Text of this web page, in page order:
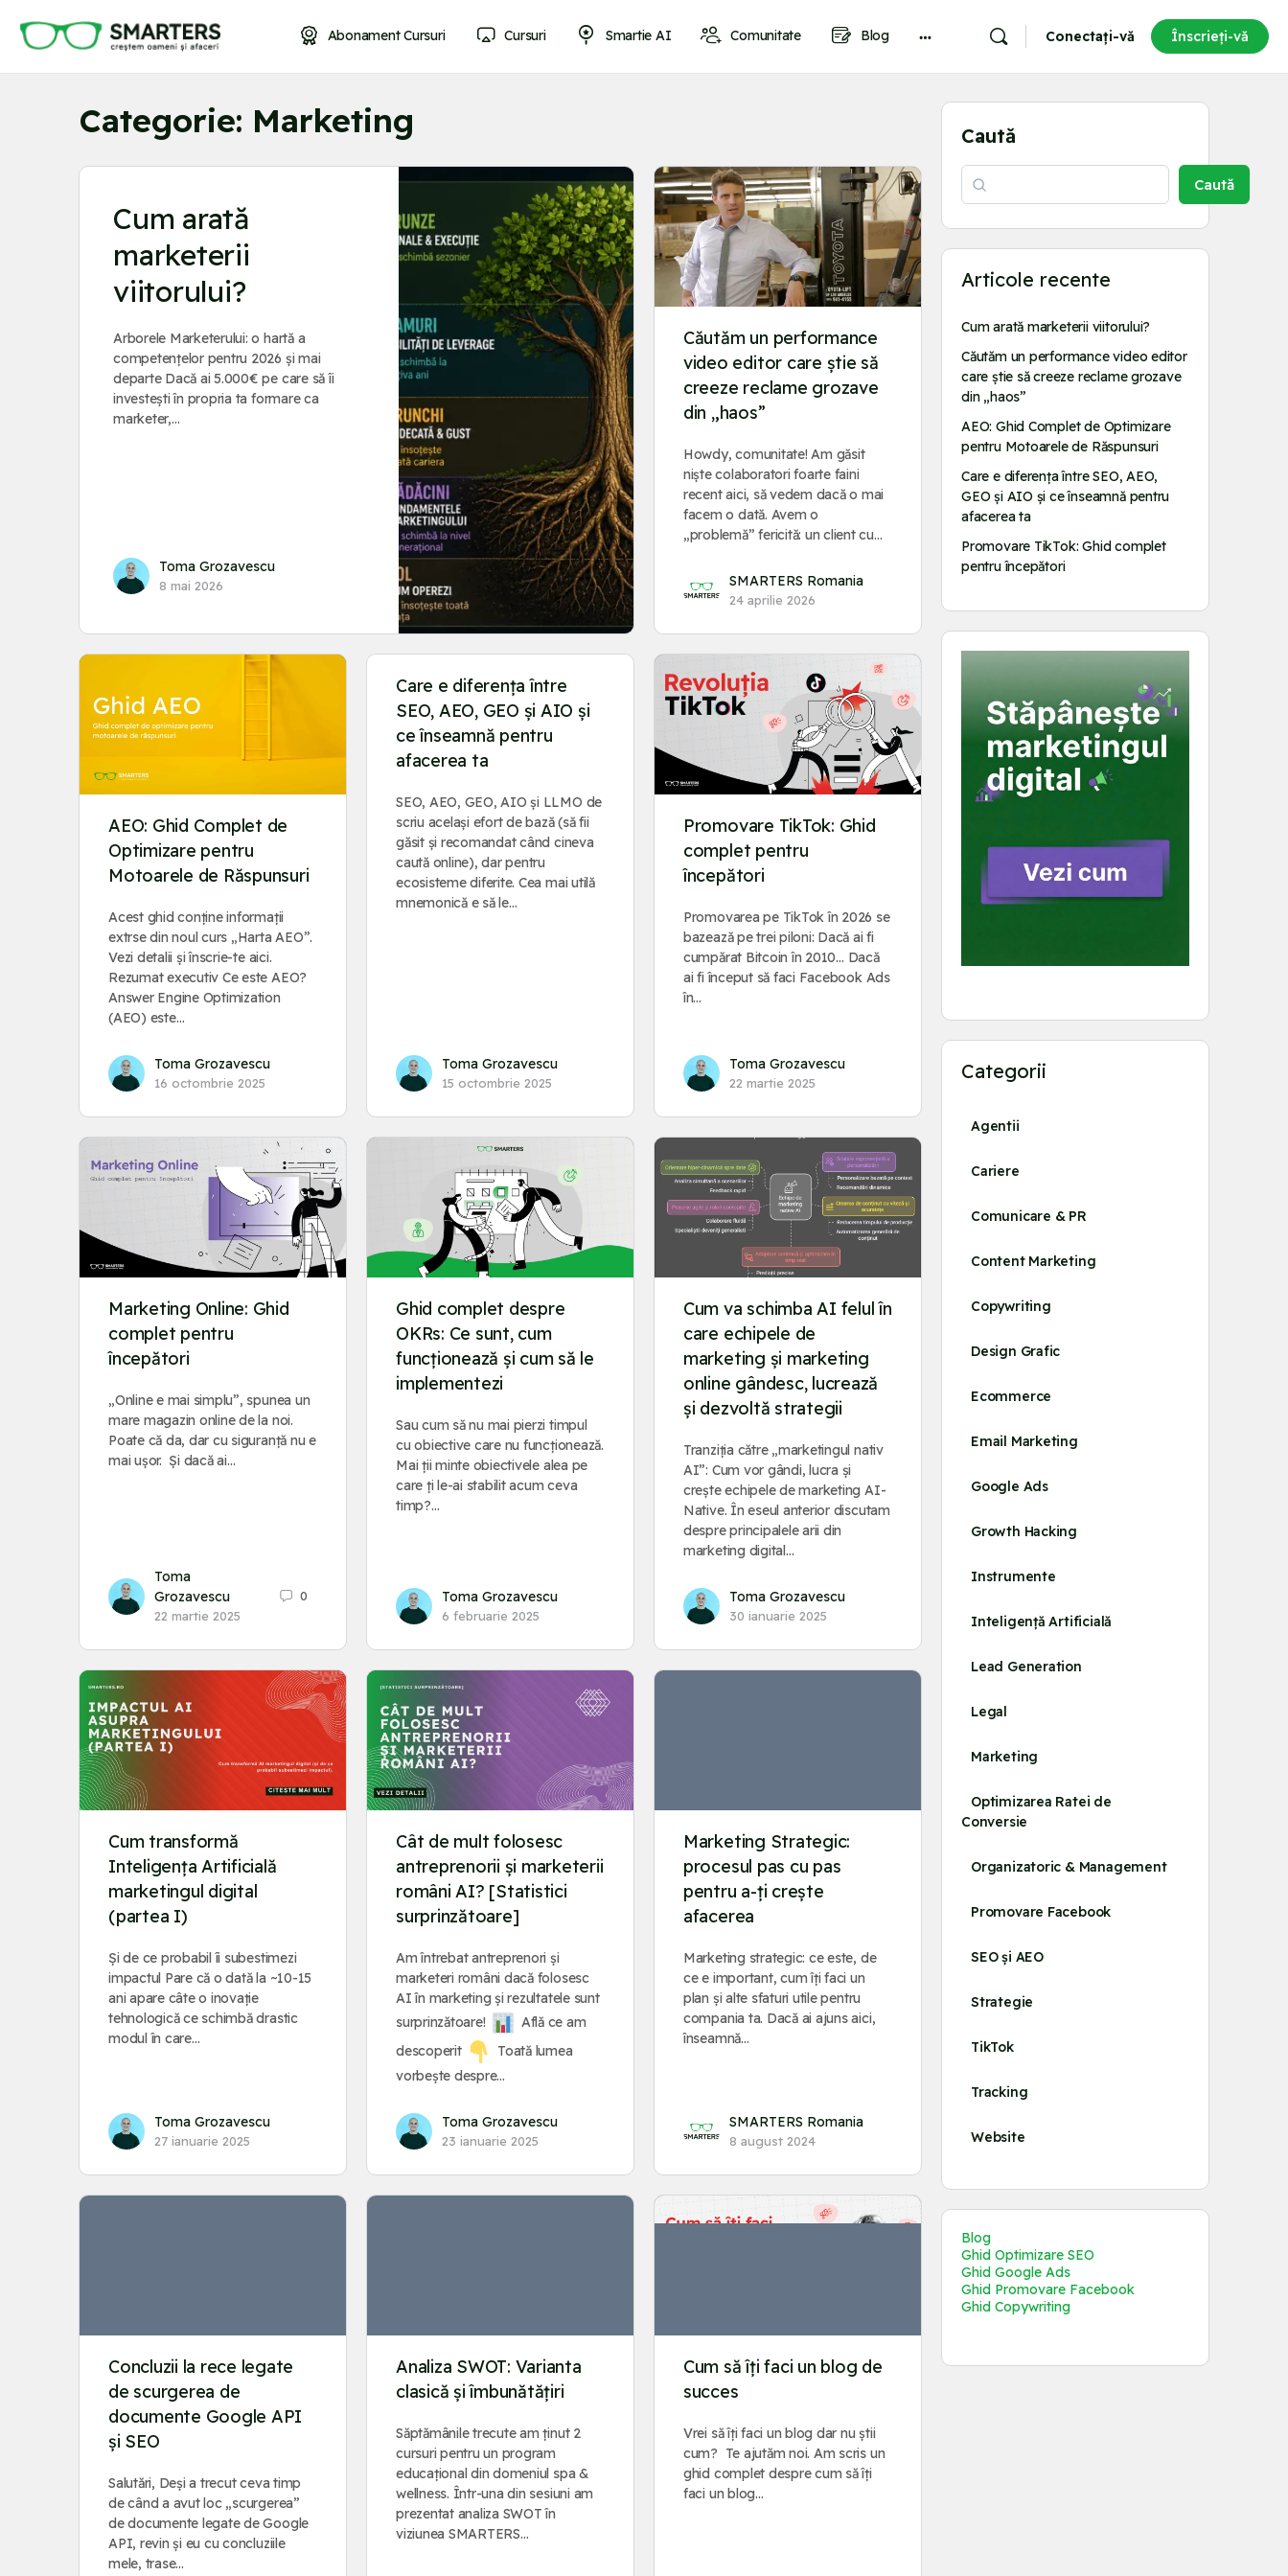
Abonament Cursuri Cursuri Smartie AI Comunitate Blog
options
Conectați-vă Înscrieți-vă
Categorie: Marketing
Cum arată
marketerii
viitorului?
Arborele Marketerului: o hartă a
competențelor pentru 2026 și mai
departe Dacă ai 5.000€ pe care să îi
investești în propria ta formare ca
marketer,…
Toma Grozavescu
8 mai 2026
Căutăm un performance
video editor care știe să
creeze reclame grozave
din „haos”
Howdy, comunitate! Am găsit
niște colaboratori foarte faini
recent aici, să vedem dacă o mai
facem o dată. Avem o
„problemă” fericită: un client cu…
SMARTERS Romania
24 aprilie 2026
AEO: Ghid Complet de
Optimizare pentru
Motoarele de Răspunsuri
Acest ghid conține informații
extrse din noul curs „Harta AEO”.
Vezi detalii și înscrie-te aici.
Rezumat executiv Ce este AEO?
Answer Engine Optimization
(AEO) este…
Toma Grozavescu
16 octombrie 2025
Care e diferența între
SEO, AEO, GEO și AIO și
ce înseamnă pentru
afacerea ta
SEO, AEO, GEO, AIO și LLMO de
scriu același efort de bază (să fii
găsit și recomandat când cineva
caută online), dar pentru
ecosisteme diferite. Cea mai utilă
mnemonică e să le…
Toma Grozavescu
15 octombrie 2025
Promovare TikTok: Ghid
complet pentru
începători
Promovarea pe TikTok în 2026 se
bazează pe trei piloni: Dacă ai fi
cumpărat Bitcoin în 2010… Dacă
ai fi început să faci Facebook Ads
în…
Toma Grozavescu
22 martie 2025
Marketing Online: Ghid
complet pentru
începători
„Online e mai simplu”, spunea un
mare magazin online de la noi.
Poate că da, dar cu siguranță nu e
mai ușor. Și dacă ai…
Toma
Grozavescu
22 martie 2025
0
Ghid complet despre
OKRs: Ce sunt, cum
funcționează și cum să le
implementezi
Sau cum să nu mai pierzi timpul
cu obiective care nu funcționează.
Mai ții minte obiectivele alea pe
care ți le-ai stabilit acum ceva
timp?…
Toma Grozavescu
6 februarie 2025
Cum va schimba AI felul în
care echipele de
marketing și marketing
online gândesc, lucrează
și dezvoltă strategii
Tranziția către „marketingul nativ
AI”: Cum vor gândi, lucra și
crește echipele de marketing AI-
Native. În eseul anterior discutam
despre principalele arii din
marketing digital…
Toma Grozavescu
30 ianuarie 2025
Cum transformă
Inteligența Artificială
marketingul digital
(partea I)
Și de ce probabil îi subestimezi
impactul Pare că o dată la ~10-15
ani apare câte o inovație
tehnologică ce schimbă drastic
modul în care…
Toma Grozavescu
27 ianuarie 2025
Cât de mult folosesc
antreprenorii și marketerii
români AI? [Statistici
surprinzătoare]
Am întrebat antreprenori și
marketeri români dacă folosesc
AI în marketing și rezultatele sunt
surprinzătoare!
Află ce am
descoperit
Toată lumea
vorbește despre…
Toma Grozavescu
23 ianuarie 2025
Marketing Strategic:
procesul pas cu pas
pentru a-ți crește
afacerea
Marketing strategic: ce este, de
ce e important, cum îți faci un
plan și alte sfaturi utile pentru
compania ta. Dacă ai ajuns aici,
înseamnă…
SMARTERS Romania
8 august 2024
Concluzii la rece legate
de scurgerea de
documente Google API
și SEO
Salutări, Deși a trecut ceva timp
de când a avut loc „scurgerea”
de documente legate de Google
API, revin și eu cu concluziile
mele, trase…
Analiza SWOT: Varianta
clasică și îmbunătățiri
Săptămânile trecute am ținut 2
cursuri pentru un program
educațional din domeniul spa &
wellness. Într-una din sesiuni am
prezentat analiza SWOT în
viziunea SMARTERS…
Cum să îți faci un blog de
succes
Vrei să îți faci un blog dar nu știi
cum? Te ajutăm noi. Am scris un
ghid complet despre cum să îți
faci un blog…
Caută
Caută
Articole recente
Cum arată marketerii viitorului?
Căutăm un performance video editor
care știe să creeze reclame grozave
din „haos”
AEO: Ghid Complet de Optimizare
pentru Motoarele de Răspunsuri
Care e diferența între SEO, AEO,
GEO și AIO și ce înseamnă pentru
afacerea ta
Promovare TikTok: Ghid complet
pentru începători
Categorii
Agentii
Cariere
Comunicare & PR
Content Marketing
Copywriting
Design Grafic
Ecommerce
Email Marketing
Google Ads
Growth Hacking
Instrumente
Inteligență Artificială
Lead Generation
Legal
Marketing
Optimizarea Ratei de
Conversie
Organizatoric & Management
Promovare Facebook
SEO și AEO
Strategie
TikTok
Tracking
Website
Blog
Ghid Optimizare SEO
Ghid Google Ads
Ghid Promovare Facebook
Ghid Copywriting